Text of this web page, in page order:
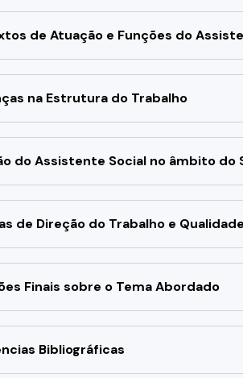
de Atuação e Funções do
na Estrutura do Trabalho
do Assistente Social no âmbito do
de Direção do Trabalho e
Finais sobre o Tema Abordado
Bibliográficas